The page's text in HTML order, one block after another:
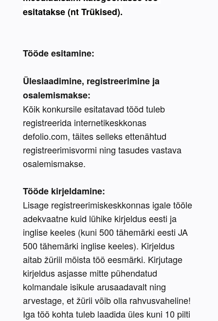
esitatakse (nt Trükised).
Tööde esitamine:
Üleslaadimine, registreerimine ja
osalemismakse:
Kõik konkursile esitatavad tööd tuleb
registreerida internetikeskkonas
defolio.com, täites selleks ettenähtud
registreerimisvormi ning tasudes vastava
osalemismakse.
Tööde kirjeldamine:
Lisage registreerimiskeskkonnas igale tööle
adekvaatne kuid lühike kirjeldus eesti ja
inglise keeles (kuni 500 tähemärki eesti JA
500 tähemärki inglise keeles). Kirjeldus
aitab žüriil mõista töö eesmärki. Kirjutage
kirjeldus asjasse mitte pühendatud
kolmandale isikule arusaadavalt ning
arvestage, et žürii võib olla rahvusvaheline!